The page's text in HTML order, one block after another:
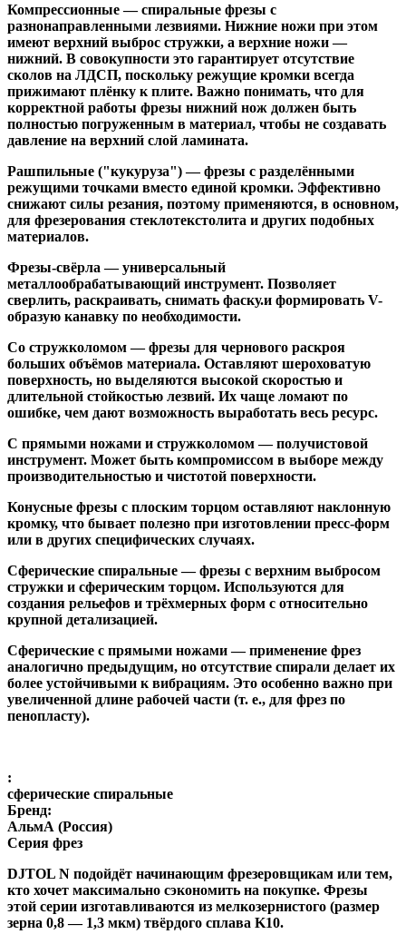
Компрессионные— спиральные фрезы с
разнонаправленными лезвиями. Нижние ножи при этом
имеют верхний выброс стружки, а верхние ножи —
нижний. В совокупности это гарантирует отсутствие
сколов на ЛДСП, поскольку режущие кромки всегда
прижимают плёнку к плите. Важно понимать, что для
корректной работы фрезы нижний нож должен быть
полностью погруженным в материал, чтобы не создавать
давление на верхний слой ламината.
Рашпильные ("кукуруза")— фрезы с разделёнными
режущими точками вместо единой кромки. Эффективно
снижают силы резания, поэтому применяются, в основном,
для фрезерования стеклотекстолита и других подобных
материалов.
Фрезы-свёрла — универсальный
металлообрабатывающий инструмент. Позволяет
сверлить, раскраивать, снимать фаску.и формировать V-
образую канавку по необходимости.
Со стружколомом— фрезы для чернового раскроя
больших объёмов материала. Оставляют шероховатую
поверхность, но выделяются высокой скоростью и
длительной стойкостью лезвий. Их чаще ломают по
ошибке, чем дают возможность выработать весь ресурс.
С прямыми ножами и стружколомом— получистовой
инструмент. Может быть компромиссом в выборе между
производительностью и чистотой поверхности.
Конусные фрезы с плоским торцом оставляют наклонную
кромку, что бывает полезно при изготовлении пресс-форм
или в других специфических случаях.
Сферические спиральные— фрезы с верхним выбросом
стружки и сферическим торцом. Используются для
создания рельефов и трёхмерных форм с относительно
крупной детализацией.
Сферические с прямыми ножами— применение фрез
аналогично предыдущим, но отсутствие спирали делает их
более устойчивыми к вибрациям. Это особенно важно при
увеличенной длине рабочей части (т. е., для фрез по
пенопласту).
:
сферические спиральные
Бренд:
АльмА (Россия)
Серия фрез
DJTOL N подойдёт начинающим фрезеровщикам или тем,
кто хочет максимально сэкономить на покупке. Фрезы
этой серии изготавливаются из мелкозернистого (размер
зерна 0,8 — 1,3 мкм) твёрдого сплава K10.